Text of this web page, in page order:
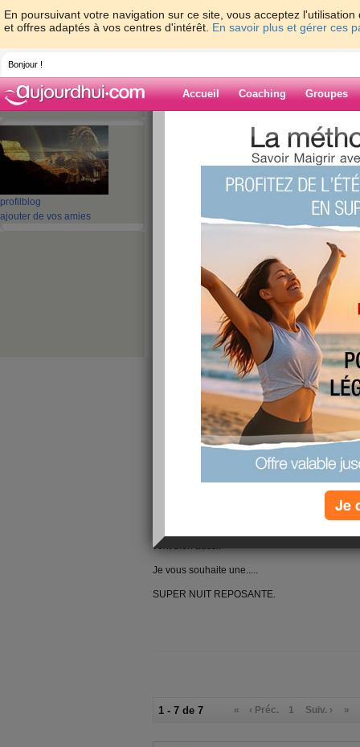
En poursuivant votre navigation sur ce site, vous acceptez
et offres adaptés à vos centres d'intérêt. En savoir plus et gérer ces
Bonjour !
Accueil Coaching Groupes
profil blog
ajouter de vos amies
> > BONSOIR
Blog de micke
BONSOIR
vont bien aussi.
Je vous souhaite une.....
SUPER NUIT REPOSANTE.
1 - 7 de 7 « ‹ Préc. 1 Suiv. › »
Je